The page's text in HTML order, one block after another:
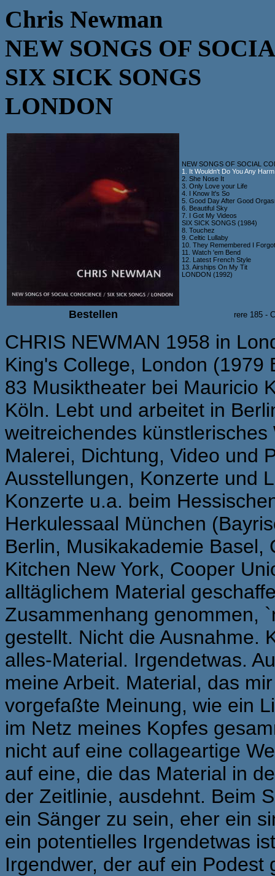
Chris Newman
NEW SONGS OF
SIX SICK SONGS
LONDON
NEW SONGS OF SOCIAL
1. It Wouldn't Do You Any Harm
2. She Nose It
3. Only Love your Life
4. I Know It's So
5. Good Day After Good
6. Beautiful Sky
7. I Got My Videos
SIX SICK SONGS (1984)
8. Touchez
9. Celtic Lullaby
10. They Remembered I Forgot
11. Watch 'em Bend
12. Latest French Style
13. Airships On My Tit
LONDON (1992)
Bestellen rere 185 -
CHRIS NEWMAN 1958 in
King's College, London
83 Musiktheater bei Mauricio
Köln. Lebt und arbeitet in
weitreichendes
Malerei, Dichtung, Video und
Ausstellungen, Konzerte und
Konzerte u.a. beim
Herkulessaal München
Berlin, Musikakademie Basel,
Kitchen New York, Cooper
alltäglichem Material
Zusammenhang genommen,
gestellt. Nicht die Ausnahme.
alles-Material. Irgendetwas.
meine Arbeit. Material, das
vorgefaßte Meinung, wie ein
im Netz meines Kopfes
nicht auf eine collageartige
auf eine, die das Material in
der Zeitlinie, ausdehnt. Beim
ein Sänger zu sein, eher ein
ein potentielles Irgendetwas
Irgendwer, der auf ein